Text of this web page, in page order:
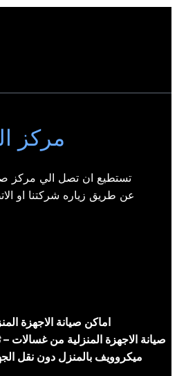
مركز
تستطيع ان تصل الي مركز
عن طريق زياره شركتنا او
اماكن صيانة الاجهزة
صيانة الاجهزة المنزلية من غسالات
ميكروويف بالمنزل دون نقل